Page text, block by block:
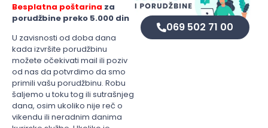
Besplatna poštarina za
porudžbine preko 5.000 din
U zavisnosti od doba dana
kada izvršite porudžbinu
možete očekivati mail ili poziv
od nas da potvrdimo da smo
primili vašu porudžbinu. Robu
šaljemo u toku tog ili sutrašnjeg
dana, osim ukoliko nije reč o
vikendu ili neradnim danima
069 502 71 00